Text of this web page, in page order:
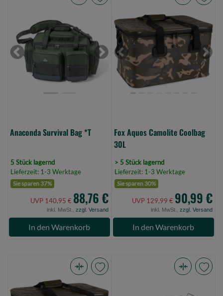
Bag
*T
(Bild
Previous Next
Anaconda Survival Bag *T
5 Stück lagernd
Lieferzeit: 1-3 Werktage
Sie sparen 37%
UVP 140,95 € 88,76 €
inkl. MwSt., zzgl. Versand
In den Warenkorb
Aquos
Camolite
Coolbag
30L
(Bild
Previous Next
Fox Aquos Camolite Coolbag
30L
> 5 Stück lagernd
Lieferzeit: 1-3 Werktage
Sie sparen 30%
UVP 129,99 € 90,99 €
inkl. MwSt., zzgl. Versand
In den Warenkorb
Aquos